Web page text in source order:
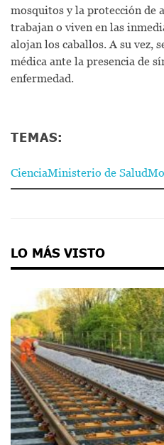
mosquitos y la protección de
trabajan o viven en las
alojan los caballos. A su vez,
médica ante la presencia de
enfermedad.
TEMAS:
CienciaMinisterio de Salud
LO MÁS VISTO